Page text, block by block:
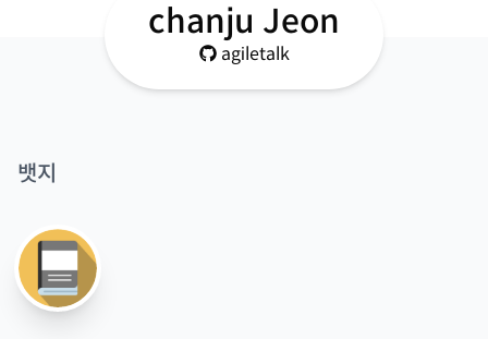
chanju Jeon
agiletalk
뱃지